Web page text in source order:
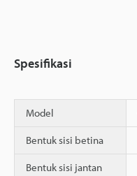
Spesifikasi
Model
Bentuk sisi betina
Bentuk sisi jantan